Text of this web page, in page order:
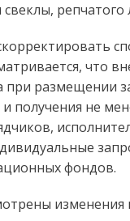
репчатого
что
при размещении
получения не
фондов.